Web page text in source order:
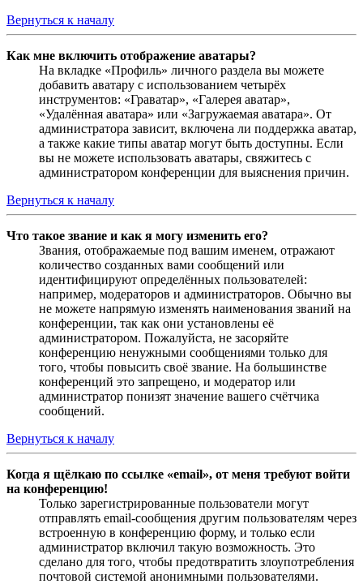
Вернуться к началу
Как мне включить отображение аватары?
На вкладке «Профиль» личного раздела вы можете
добавить аватару с использованием четырёх
инструментов: «Граватар», «Галерея аватар»,
«Удалённая аватара» или «Загружаемая аватара». От
администратора зависит, включена ли поддержка аватар,
а также какие типы аватар могут быть доступны. Если
вы не можете использовать аватары, свяжитесь с
администратором конференции для выяснения причин.
Вернуться к началу
Что такое звание и как я могу изменить его?
Звания, отображаемые под вашим именем, отражают
количество созданных вами сообщений или
идентифицируют определённых пользователей:
например, модераторов и администраторов. Обычно вы
не можете напрямую изменять наименования званий на
конференции, так как они установлены её
администратором. Пожалуйста, не засоряйте
конференцию ненужными сообщениями только для
того, чтобы повысить своё звание. На большинстве
конференций это запрещено, и модератор или
администратор понизят значение вашего счётчика
сообщений.
Вернуться к началу
Когда я щёлкаю по ссылке «email», от меня требуют войти
на конференцию!
Только зарегистрированные пользователи могут
отправлять email-сообщения другим пользователям через
встроенную в конференцию форму, и только если
администратор включил такую возможность. Это
сделано для того, чтобы предотвратить злоупотребления
почтовой системой анонимными пользователями.